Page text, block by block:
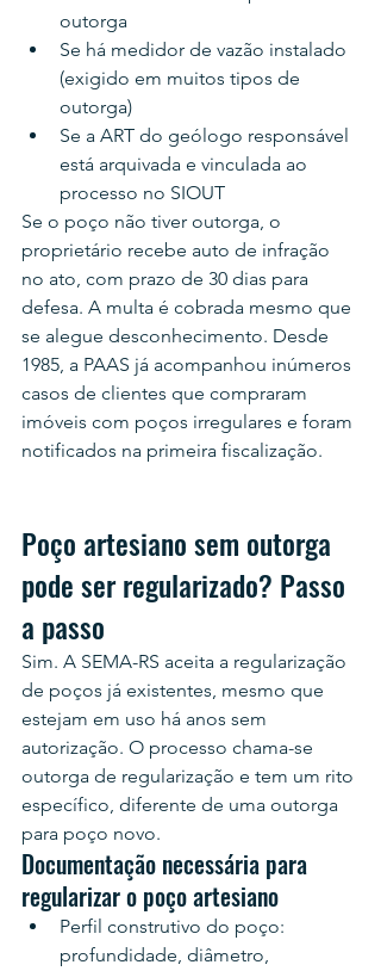
outorga
Se há medidor de vazão instalado
(exigido em muitos tipos de
outorga)
Se a ART do geólogo responsável
está arquivada e vinculada ao
processo no SIOUT
Se o poço não tiver outorga, o
proprietário recebe auto de infração
no ato, com prazo de 30 dias para
defesa. A multa é cobrada mesmo que
se alegue desconhecimento. Desde
1985, a PAAS já acompanhou inúmeros
casos de clientes que compraram
imóveis com poços irregulares e foram
notificados na primeira fiscalização.
Poço artesiano sem outorga
pode ser regularizado? Passo
a passo
Sim. A SEMA-RS aceita a regularização
de poços já existentes, mesmo que
estejam em uso há anos sem
autorização. O processo chama-se
outorga de regularização e tem um rito
específico, diferente de uma outorga
para poço novo.
Documentação necessária para
regularizar o poço artesiano
Perfil construtivo do poço:
profundidade, diâmetro,